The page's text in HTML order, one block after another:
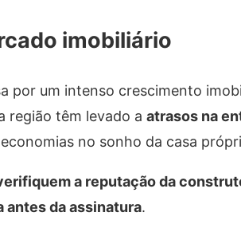
imobiliário
por um intenso crescimento
região têm levado a atrasos na
no sonho da casa
a reputação da
antes da assinatura.